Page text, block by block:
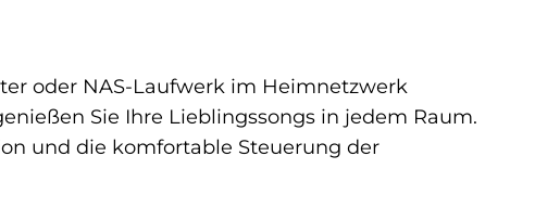
oder NAS-Laufwerk im Heimnetzwerk
Sie Ihre Lieblingssongs in jedem Raum.
und die komfortable Steuerung der